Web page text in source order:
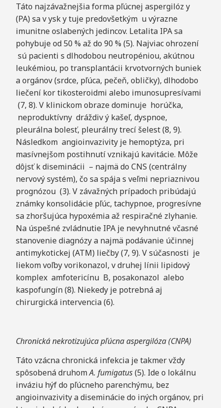
Táto najzávažnejšia forma pľúcnej aspergilóz y
(PA) sa v ysk y tuje predovšetkým u výrazne
imunitne oslabených jedincov. Letalita IPA sa
pohybuje od 50 % až do 90 % (5). Najviac ohrození
sú pacienti s dlhodobou neutropéniou, akútnou
leukémiou, po transplantácii krvotvorných buniek
a orgánov (srdce, pľúca, pečeň, obličky), dlhodobo
liečení kor tikosteroidmi alebo imunosupresívami
(7, 8). V klinickom obraze dominuje horúčka,
neproduktívny dráždiv ý kašeľ, dyspnoe,
pleurálna bolesť, pleurálny trecí šelest (8, 9).
Následkom angioinvazivity je hemoptýza, pri
masívnejšom postihnutí vznikajú kavitácie. Môže
dôjsť k diseminácii – najmä do CNS (centrálny
nervový systém), čo sa spája s veľmi nepriaznivou
prognózou (3). V závažných prípadoch pribúdajú
známky konsolidácie pľúc, tachypnoe, progresívne
sa zhoršujúca hypoxémia až respiračné zlyhanie.
Na úspešné zvládnutie IPA je nevyhnutné včasné
stanovenie diagnózy a najmä podávanie účinnej
antimykotickej (ATM) liečby (7, 9). V súčasnosti je
liekom voľby vorikonazol, v druhej línii lipidový
komplex amfotericínu B, posakonazol alebo
kaspofungín (8). Niekedy je potrebná aj
chirurgická intervencia (6).
Chronická nekrotizujúca pľúcna aspergilóza (CNPA)
Táto vzácna chronická infekcia je takmer vždy
spôsobená druhomA. fumigatus(5). Ide o lokálnu
inváziu hýf do pľúcneho parenchýmu, bez
angioinvazivity a diseminácie do iných orgánov, pri